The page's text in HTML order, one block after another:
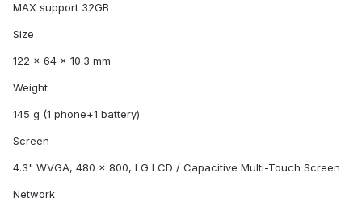
MAX support 32GB
Size
122 x 64 x 10.3 mm
Weight
145 g (1 phone+1 battery)
Screen
4.3" WVGA, 480 x 800, LG LCD / Capacitive Multi-Touch Screen
Network